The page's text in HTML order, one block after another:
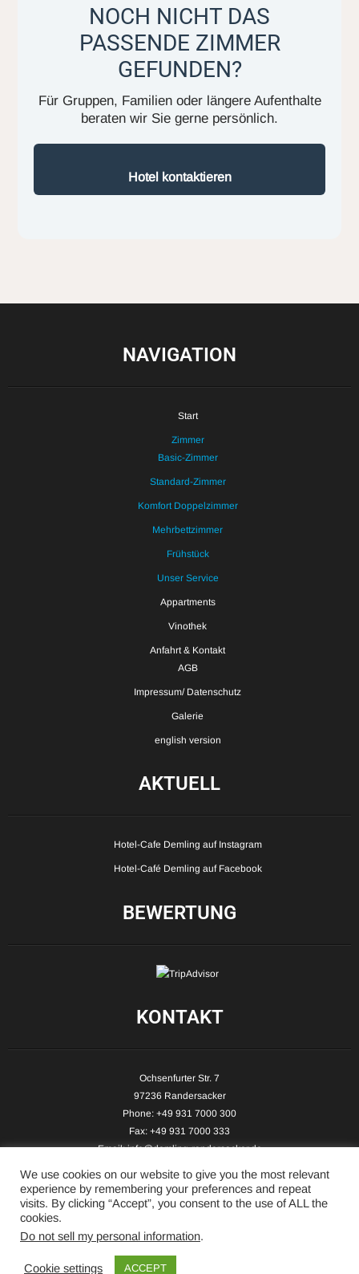
NOCH NICHT DAS
PASSENDE ZIMMER
GEFUNDEN?
Für Gruppen, Familien oder längere Aufenthalte
beraten wir Sie gerne persönlich.
Hotel kontaktieren
NAVIGATION
Start
Zimmer
Basic-Zimmer
Standard-Zimmer
Komfort Doppelzimmer
Mehrbettzimmer
Frühstück
Unser Service
Appartments
Vinothek
Anfahrt & Kontakt
AGB
Impressum/ Datenschutz
Galerie
english version
AKTUELL
Hotel-Cafe Demling auf Instagram
Hotel-Café Demling auf Facebook
BEWERTUNG
KONTAKT
Ochsenfurter Str. 7
97236 Randersacker
Phone: +49 931 7000 300
Fax: +49 931 7000 333
Email:info@demling-randersacker.de
Copyright © 2026 Hotel-Café Demling - All Rights Reserved.
We use cookies on our website to give you the most relevant
experience by remembering your preferences and repeat
visits. By clicking “Accept”, you consent to the use of ALL the
cookies.
Do not sell my personal information.
Cookie settings ACCEPT